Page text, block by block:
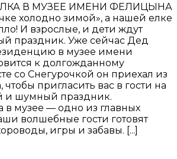
В МУЗЕЕ ИМЕНИ ФЕЛИЦЫНА
холодно зимой», а нашей елке
И взрослые, и дети ждут
праздник. Уже сейчас Дед
в музее имени
к долгожданному
со Снегурочкой он приехал из
чтобы пригласить вас в гости на
и шумный праздник.
в музее — одно из главных
волшебные гости готовят
игры и забавы. [...]